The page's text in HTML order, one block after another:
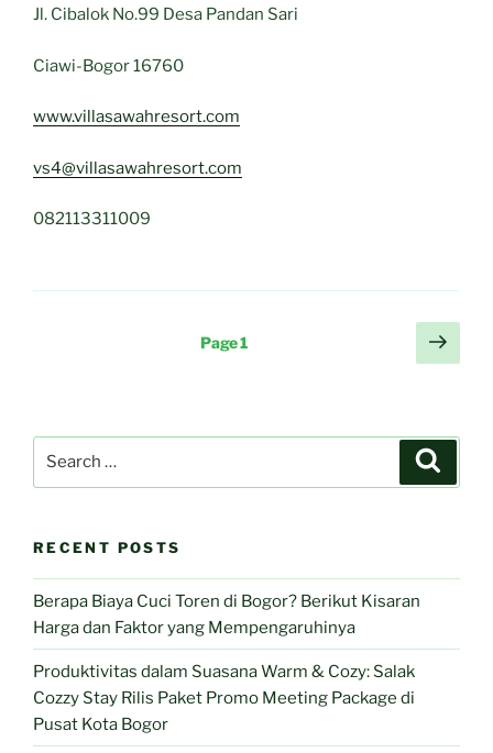
Jl. Cibalok No.99 Desa Pandan Sari
Ciawi-Bogor 16760
www.villasawahresort.com
vs4@villasawahresort.com
082113311009
Page1
Next
page
RECENT POSTS
Berapa Biaya Cuci Toren di Bogor? Berikut Kisaran
Harga dan Faktor yang Mempengaruhinya
Produktivitas dalam Suasana Warm & Cozy: Salak
Cozzy Stay Rilis Paket Promo Meeting Package di
Pusat Kota Bogor